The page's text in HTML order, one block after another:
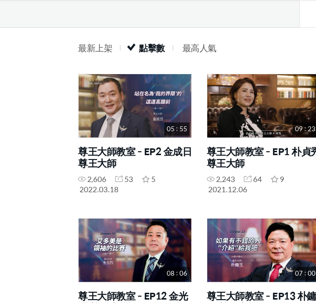
最新上架 點擊數 最高人氣
05 : 55
尊王大師教室 - EP2 金成日
尊王大師
2,606 53
5
2022.03.18
09 : 23
尊王大師教室 - EP1 朴貞
尊王大師
2,243 64
9
2021.12.06
08 : 06
尊王大師教室 - EP12 金光
07 : 00
尊王大師教室 - EP13 朴鏞